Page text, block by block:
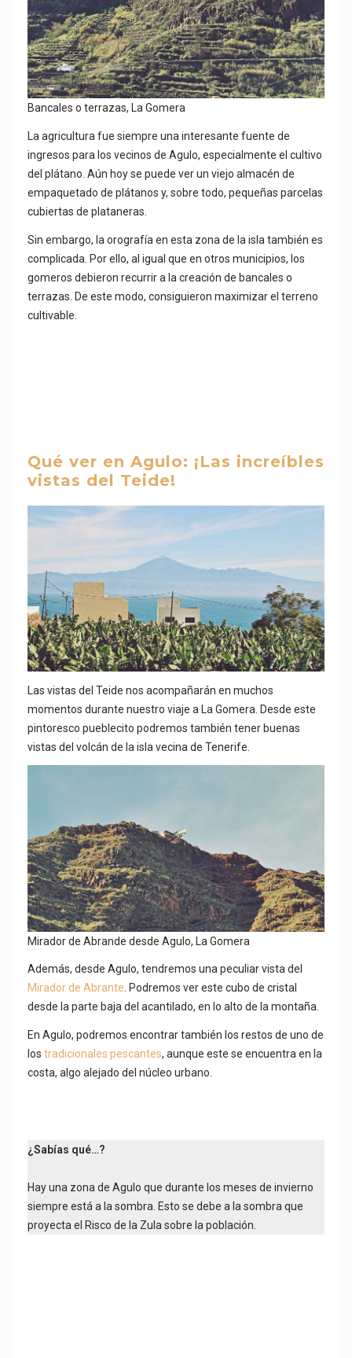
Bancales o terrazas, La Gomera
La agricultura fue siempre una interesante fuente de
ingresos para los vecinos de Agulo, especialmente el cultivo
del plátano. Aún hoy se puede ver un viejo almacén de
empaquetado de plátanos y, sobre todo, pequeñas parcelas
cubiertas de plataneras.
Sin embargo, la orografía en esta zona de la isla también es
complicada. Por ello, al igual que en otros municipios, los
gomeros debieron recurrir a la creación de bancales o
terrazas. De este modo, consiguieron maximizar el terreno
cultivable.
Qué ver en Agulo: ¡Las increíbles
vistas del Teide!
Las vistas del Teide nos acompañarán en muchos
momentos durante nuestro viaje a La Gomera. Desde este
pintoresco pueblecito podremos también tener buenas
vistas del volcán de la isla vecina de Tenerife.
Mirador de Abrande desde Agulo, La Gomera
Además, desde Agulo, tendremos una peculiar vista del
Mirador de Abrante. Podremos ver este cubo de cristal
desde la parte baja del acantilado, en lo alto de la montaña.
En Agulo, podremos encontrar también los restos de uno de
los tradicionales pescantes, aunque este se encuentra en la
costa, algo alejado del núcleo urbano.
¿Sabías qué…?
Hay una zona de Agulo que durante los meses de invierno
siempre está a la sombra. Esto se debe a la sombra que
proyecta el Risco de la Zula sobre la población.